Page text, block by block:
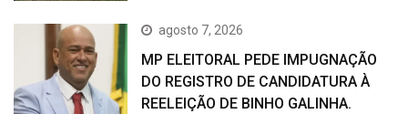
agosto 7, 2026
MP ELEITORAL PEDE IMPUGNAÇÃO
DO REGISTRO DE CANDIDATURA À
REELEIÇÃO DE BINHO GALINHA.